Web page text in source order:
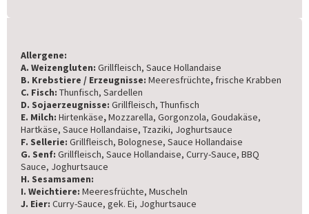
Allergene:
A. Weizengluten: Grillfleisch, Sauce Hollandaise
B. Krebstiere / Erzeugnisse: Meeresfrüchte, frische Krabben
C. Fisch: Thunfisch, Sardellen
D. Sojaerzeugnisse: Grillfleisch, Thunfisch
E. Milch: Hirtenkäse,Mozzarella, Gorgonzola, Goudakäse,
Hartkäse, Sauce Hollandaise, Tzaziki, Joghurtsauce
F. Sellerie: Grillfleisch, Bolognese, Sauce Hollandaise
G. Senf: Grillfleisch, Sauce Hollandaise, Curry-Sauce, BBQ
Sauce, Joghurtsauce
H. Sesamsamen:
I. Weichtiere: Meeresfrüchte, Muscheln
J. Eier: Curry-Sauce, gek. Ei, Joghurtsauce